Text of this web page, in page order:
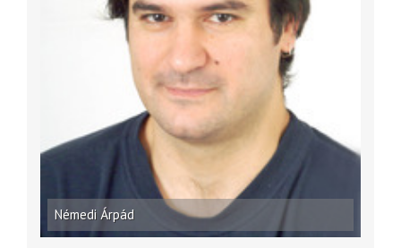
Némedi Árpád